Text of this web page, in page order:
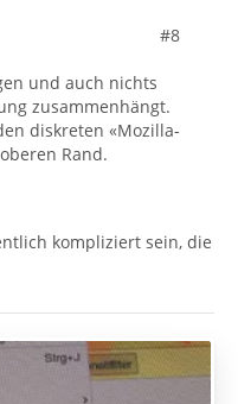
#8
und auch nichts
zusammenhängt.
diskreten «Mozilla-
Rand.
kompliziert sein, die